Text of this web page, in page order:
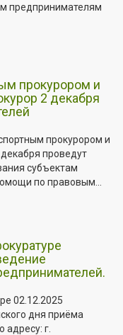
предпринимателям
прокурором и
2 декабря
прокурором и
проведут
субъектам
по правовым...
02.12.2025
дня приёма
адресу: г.